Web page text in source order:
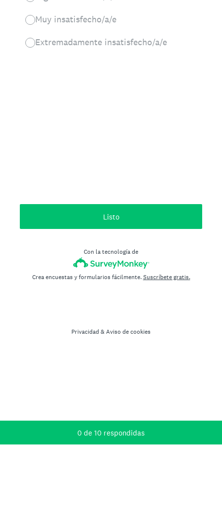
Muy insatisfecho/a/e
Extremadamente insatisfecho/a/e
Progreso actual:
0 de 10 respondidas
Listo
Con la tecnología de
Crea encuestas y formularios fácilmente.Suscríbete gratis.
Privacidad &Aviso de cookies